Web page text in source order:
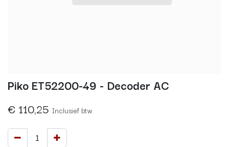
Piko ET52200-49 - Decoder AC
€ 110,25 Inclusief btw